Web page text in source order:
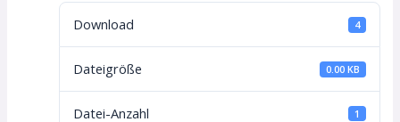
Download 4
Dateigröße 0.00 KB
Datei-Anzahl 1